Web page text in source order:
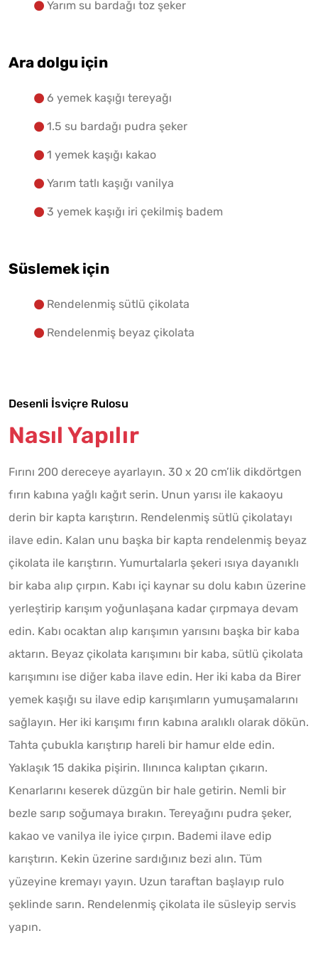
Yarım su bardağı toz şeker
Ara dolgu için
6 yemek kaşığı tereyağı
1.5 su bardağı pudra şeker
1 yemek kaşığı kakao
Yarım tatlı kaşığı vanilya
3 yemek kaşığı iri çekilmiş badem
Süslemek için
Rendelenmiş sütlü çikolata
Rendelenmiş beyaz çikolata
Desenli İsviçre Rulosu
Nasıl Yapılır
Fırını 200 dereceye ayarlayın. 30 x 20 cm’lik dikdörtgen
fırın kabına yağlı kağıt serin. Unun yarısı ile kakaoyu
derin bir kapta karıştırın. Rendelenmiş sütlü çikolatayı
ilave edin. Kalan unu başka bir kapta rendelenmiş beyaz
çikolata ile karıştırın. Yumurtalarla şekeri ısıya dayanıklı
bir kaba alıp çırpın. Kabı içi kaynar su dolu kabın üzerine
yerleştirip karışım yoğunlaşana kadar çırpmaya devam
edin. Kabı ocaktan alıp karışımın yarısını başka bir kaba
aktarın. Beyaz çikolata karışımını bir kaba, sütlü çikolata
karışımını ise diğer kaba ilave edin. Her iki kaba da Birer
yemek kaşığı su ilave edip karışımların yumuşamalarını
sağlayın. Her iki karışımı fırın kabına aralıklı olarak dökün.
Tahta çubukla karıştırıp hareli bir hamur elde edin.
Yaklaşık 15 dakika pişirin. Ilınınca kalıptan çıkarın.
Kenarlarını keserek düzgün bir hale getirin. Nemli bir
bezle sarıp soğumaya bırakın. Tereyağını pudra şeker,
kakao ve vanilya ile iyice çırpın. Bademi ilave edip
karıştırın. Kekin üzerine sardığınız bezi alın. Tüm
yüzeyine kremayı yayın. Uzun taraftan başlayıp rulo
şeklinde sarın. Rendelenmiş çikolata ile süsleyip servis
yapın.